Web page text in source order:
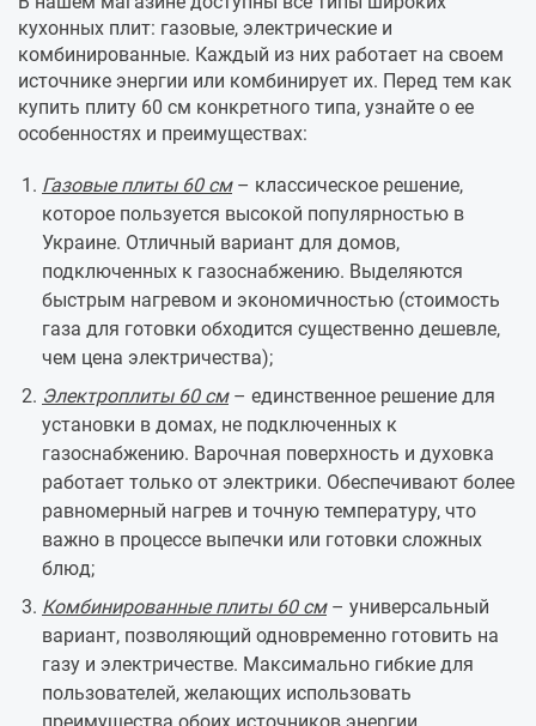
кухонных плит: газовые, электрические и
комбинированные. Каждый из них работает на своем
источнике энергии или комбинирует их. Перед тем как
купить плиту 60 см конкретного типа, узнайте о ее
особенностях и преимуществах:
Газовые плиты 60 см– классическое решение,
которое пользуется высокой популярностью в
Украине. Отличный вариант для домов,
подключенных к газоснабжению. Выделяются
быстрым нагревом и экономичностью (стоимость
газа для готовки обходится существенно дешевле,
чем цена электричества);
Электроплиты 60 см– единственное решение для
установки в домах, не подключенных к
газоснабжению. Варочная поверхность и духовка
работает только от электрики. Обеспечивают более
равномерный нагрев и точную температуру, что
важно в процессе выпечки или готовки сложных
блюд;
Комбинированные плиты 60 см– универсальный
вариант, позволяющий одновременно готовить на
газу и электричестве. Максимально гибкие для
пользователей, желающих использовать